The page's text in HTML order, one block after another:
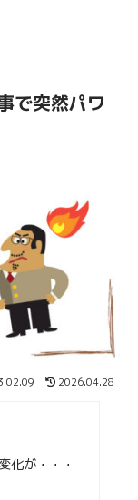
で突然パワ
2026.04.28
化が・・・